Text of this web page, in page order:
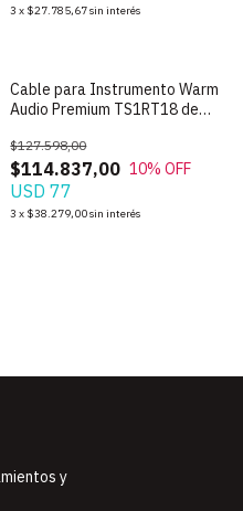
3 x $27.785,67sin interés
Cable para Instrumento Warm
Audio Premium TS1RT18 de
$114.837,00
$127.598,00
10% OFF
USD 77
3 x $38.279,00sin interés
y